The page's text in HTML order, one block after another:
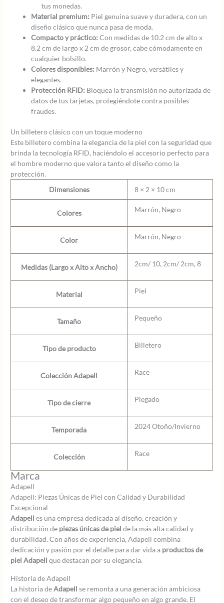
tus monedas.
Material premium: Piel genuina suave y duradera, con un
diseño clásico que nunca pasa de moda.
Compacto y práctico: Con medidas de 10.2 cm de alto x
8.2 cm de largo x 2 cm de grosor, cabe cómodamente en
cualquier bolsillo.
Colores disponibles: Marrón y Negro, versátiles y
elegantes.
Protección RFID: Bloquea la transmisión no autorizada de
datos de tus tarjetas, protegiéndote contra posibles
fraudes.
Un billetero clásico con un toque moderno
Este billetero combina la elegancia de la piel con la seguridad que
brinda la tecnología RFID, haciéndolo el accesorio perfecto para
el hombre moderno que valora tanto el diseño como la
protección.
Dimensiones
8 × 2 × 10 cm
Colores Marrón, Negro
Color Marrón, Negro
Medidas (Largo x Alto x Ancho) 2cm/ 10, 2cm/ 2cm, 8
Material Piel
Tamaño Pequeño
Tipo de producto Billetero
Colección Adapell Race
Tipo de cierre Plegado
Temporada 2024 Otoño/Invierno
Colección Race
Marca
Adapell
Adapell: Piezas Únicas de Piel con Calidad y Durabilidad
Excepcional
Adapell es una empresa dedicada al diseño, creación y
distribución de piezas únicas de piel de la más alta calidad y
durabilidad. Con años de experiencia, Adapell combina
dedicación y pasión por el detalle para dar vida a productos de
piel Adapell que destacan por su elegancia.
Historia de Adapell
La historia deAdapell se remonta a una generación ambiciosa
con el deseo de transformar algo pequeño en algo grande. El